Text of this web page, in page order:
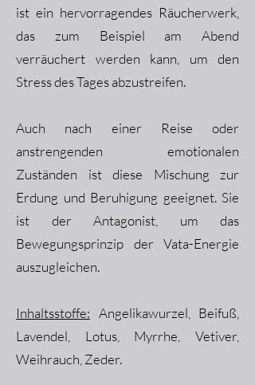
ist ein hervorragendes Räucherwerk,
das zum Beispiel am Abend
verräuchert werden kann, um den
Stress des Tages abzustreifen.
Auch nach einer Reise oder
anstrengenden emotionalen
Zuständen ist diese Mischung zur
Erdung und Beruhigung geeignet. Sie
ist der Antagonist, um das
Bewegungsprinzip der Vata-Energie
auszugleichen.
Inhaltsstoffe: Angelikawurzel, Beifuß,
Lavendel, Lotus, Myrrhe, Vetiver,
Weihrauch, Zeder.